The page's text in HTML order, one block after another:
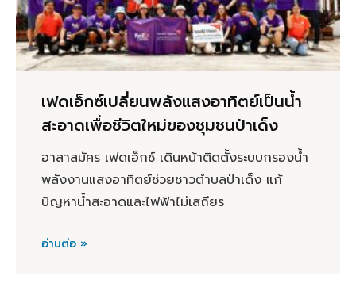
เฟดเอ็กซ์เปลี่ยนพลังแสงอาทิตย์เป็นน้ำ
สะอาดเพื่อชีวิตใหม่ของชุมชนป่าเด็ง
อาสาสมัคร เฟดเอ็กซ์ เดินหน้าติดตั้งระบบกรองน้ำ
พลังงานแสงอาทิตย์ช่วยชาวตำบลป่าเด็ง แก้
ปัญหาน้ำสะอาดและไฟฟ้าไม่เสถียร
อ่านต่อ »